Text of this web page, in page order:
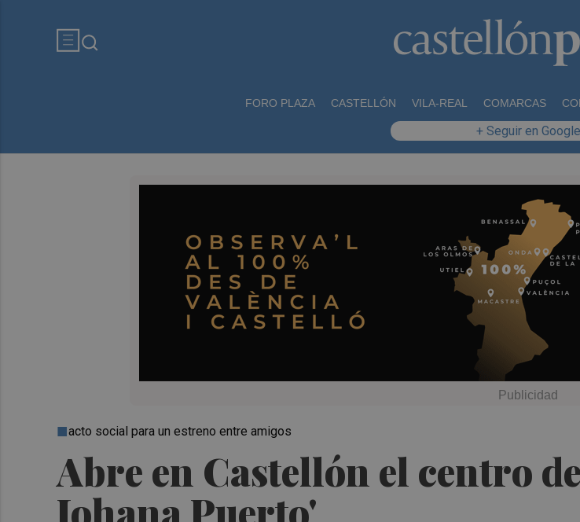
FORO PLAZA CASTELLÓN VILA-REAL COMARCAS
+ Seguir en Google
Abre en Castellón el centro
Johana Puerto'
acto social para un estreno entre amigos